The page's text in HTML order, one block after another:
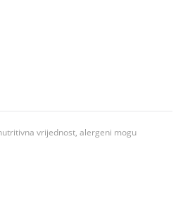
vrijednost, alergeni mogu